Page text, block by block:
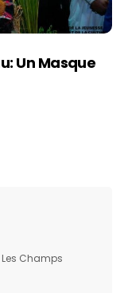
Un Masque
Les Champs